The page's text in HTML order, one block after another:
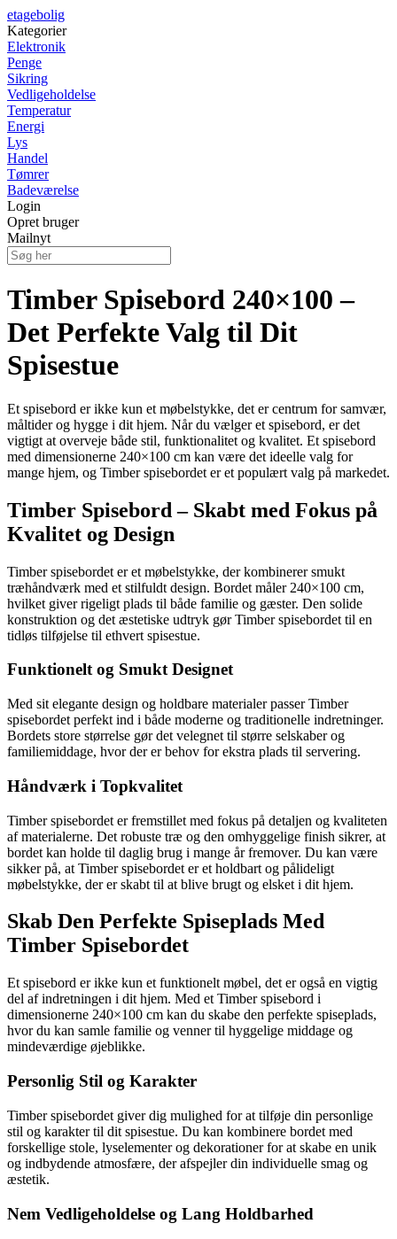
etagebolig
Kategorier
Elektronik
Penge
Sikring
Vedligeholdelse
Temperatur
Energi
Lys
Handel
Tømrer
Badeværelse
Login
Opret bruger
Mailnyt
Timber Spisebord 240×100 –
Det Perfekte Valg til Dit
Spisestue
Et spisebord er ikke kun et møbelstykke, det er centrum for samvær,
måltider og hygge i dit hjem. Når du vælger et spisebord, er det
vigtigt at overveje både stil, funktionalitet og kvalitet. Et spisebord
med dimensionerne 240×100 cm kan være det ideelle valg for
mange hjem, og Timber spisebordet er et populært valg på markedet.
Timber Spisebord – Skabt med Fokus på
Kvalitet og Design
Timber spisebordet er et møbelstykke, der kombinerer smukt
træhåndværk med et stilfuldt design. Bordet måler 240×100 cm,
hvilket giver rigeligt plads til både familie og gæster. Den solide
konstruktion og det æstetiske udtryk gør Timber spisebordet til en
tidløs tilføjelse til ethvert spisestue.
Funktionelt og Smukt Designet
Med sit elegante design og holdbare materialer passer Timber
spisebordet perfekt ind i både moderne og traditionelle indretninger.
Bordets store størrelse gør det velegnet til større selskaber og
familiemiddage, hvor der er behov for ekstra plads til servering.
Håndværk i Topkvalitet
Timber spisebordet er fremstillet med fokus på detaljen og kvaliteten
af materialerne. Det robuste træ og den omhyggelige finish sikrer, at
bordet kan holde til daglig brug i mange år fremover. Du kan være
sikker på, at Timber spisebordet er et holdbart og pålideligt
møbelstykke, der er skabt til at blive brugt og elsket i dit hjem.
Skab Den Perfekte Spiseplads Med
Timber Spisebordet
Et spisebord er ikke kun et funktionelt møbel, det er også en vigtig
del af indretningen i dit hjem. Med et Timber spisebord i
dimensionerne 240×100 cm kan du skabe den perfekte spiseplads,
hvor du kan samle familie og venner til hyggelige middage og
mindeværdige øjeblikke.
Personlig Stil og Karakter
Timber spisebordet giver dig mulighed for at tilføje din personlige
stil og karakter til dit spisestue. Du kan kombinere bordet med
forskellige stole, lyselementer og dekorationer for at skabe en unik
og indbydende atmosfære, der afspejler din individuelle smag og
æstetik.
Nem Vedligeholdelse og Lang Holdbarhed